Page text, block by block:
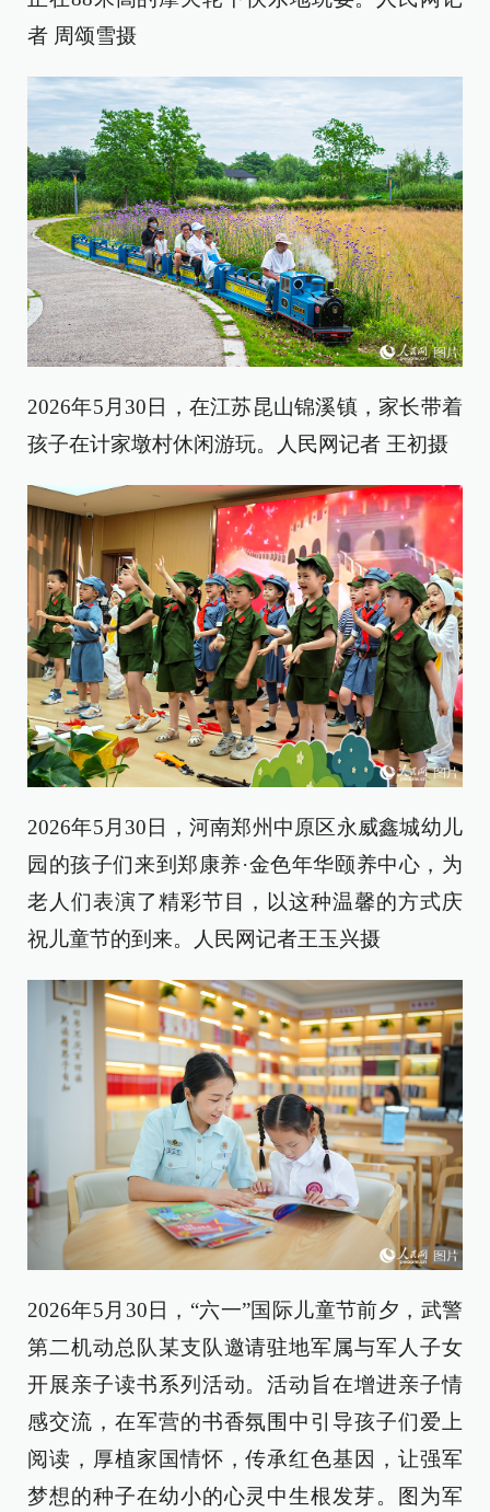
者 周颂雪摄
2026年5月30日，在江苏昆山锦溪镇，家长带着
孩子在计家墩村休闲游玩。人民网记者 王初摄
2026年5月30日，河南郑州中原区永威鑫城幼儿
园的孩子们来到郑康养·金色年华颐养中心，为
老人们表演了精彩节目，以这种温馨的方式庆
祝儿童节的到来。人民网记者王玉兴摄
2026年5月30日，“六一”国际儿童节前夕，武警
第二机动总队某支队邀请驻地军属与军人子女
开展亲子读书系列活动。活动旨在增进亲子情
感交流，在军营的书香氛围中引导孩子们爱上
阅读，厚植家国情怀，传承红色基因，让强军
梦想的种子在幼小的心灵中生根发芽。图为军